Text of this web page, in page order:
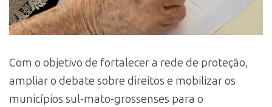
Com o objetivo de fortalecer a rede de proteção,
ampliar o debate sobre direitos e mobilizar os
municípios sul-mato-grossenses para o